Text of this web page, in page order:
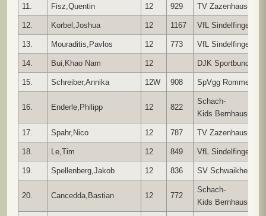
11. Fisz,Quentin 12 929 TV Zazenhausen
12. Korbel,Joshua 12 1167 VfL Sindelfingen
13. Mouraditis,Pavlos 12 773 VfL Sindelfingen
14. Bui,Khao Nam 12 DJK Sportbund
15. Schreiber,Annika 12W 908 SpVgg
16. Enderle,Philipp 12 822
Schach-
Kids Bernhausen
17. Spahr,Nico 12 787 TV Zazenhausen
18. Le,Tim 12 849 VfL Sindelfingen
19. Spellenberg,Jakob 12 836 SV Schwaikheim
20. Cancedda,Bastian 12 772
Schach-
Kids Bernhausen